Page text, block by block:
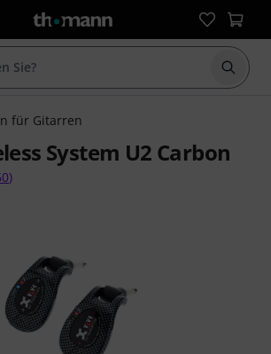
Suche
für Gitarren
System U2 Carbon
von 5 Sternen aus 160 Kundenbewertungen
)